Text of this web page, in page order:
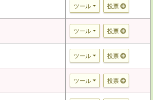
ツール 投票
ツール 投票
ツール 投票
ツール 投票